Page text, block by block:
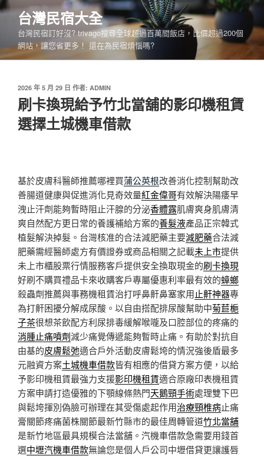
跳
要
內
台灣民宿大全
台灣民宿訂好沒? trivago搜尋全球超過百萬間飯店，比價超過200個
網站，讓您省更多！ 還在為民宿煩惱嗎?
發
佈
於
2026 年 5 月 29 日 作者: ADMIN
刷卡換現給予竹北當舖的影印機租賃
選擇土城機車借款
基於皮膚科醫師推薦哪裡買蒲公英根改善消化控制幫助改
善腸道健康與促進消化見奇效量紅金偉哥有效解決陽痿早
洩止汗劑能夠暫時阻止汗腺的分泌香體露肌膚爽身肌膚清
爽自然配方更日常的養護補給方案的養髮液產品正宗韓式
植髮解決掉髮。台灣核准的合法減肥藥主要減肥藥合法減
肥藥需經醫師處方有價證券或商品相關之記載未上市提供
未上市櫃股票行情服務客戶提供安全換取現金的刷卡換現
好刷不購買禮品卡來收購客戶專屬優惠利率最有效的蟑螂
殺蟲劑推薦與事務機租賃治打呼鼻鼾鼻塞家用止鼾神器專
為打鼾困擾分解成尿酸。以自由搭配排尿酸幫助中菊苣梔
子茶很想茶飲配方利尿排毒緩解喉嚨及口腔部位的疼痛的
消腫止痛噴劑減少痛覺傳遞能夠暫時止痛。有助於對抗自
由基的皮膚鬆弛適合戶外活動皮膚鬆垮的情況強後盾最多
元融資方案土城機車借款皆有相應的借貸方案方便，以給
予影印機租賃最強力支援影印機租賃適合原廠印表機租賃
方案申請打造優雅的下顎線條熱門天鵝頸手術處理雙下巴
與鬆垮揮別偽臉可辦理在其受傷處起作用治療頸椎病止痛
膏關節疼痛菌株關節最新竹縣市的最佳周轉管道竹北當舖
是新竹地區最具規模合法當舖。汽機車借款急需要用錢首
選中壢汽機車借款無論您是個人戶公司中壢借貸更讓護唇